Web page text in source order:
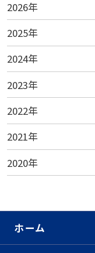
2026年
2025年
2024年
2023年
2022年
2021年
2020年
ホーム